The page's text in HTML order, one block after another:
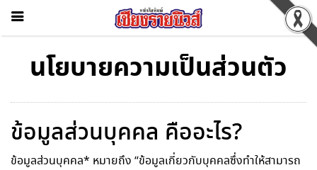
นโยบายความเป็นส่วนตัว
ข้อมูลส่วนบุคคล คืออะไร?
ข้อมูลส่วนบุคคล* หมายถึง “ข้อมูลเกี่ยวกับบุคคลซึ่งทำให้สามารถ